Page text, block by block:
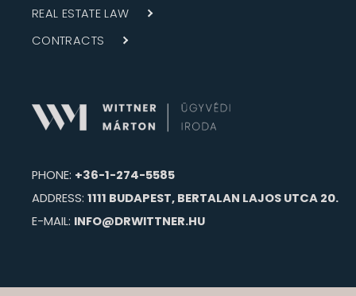
REAL ESTATE LAW
CONTRACTS
PHONE: +36-1-274-5585
ADDRESS: 1111 BUDAPEST, BERTALAN LAJOS UTCA 20.
E-MAIL: INFO@DRWITTNER.HU